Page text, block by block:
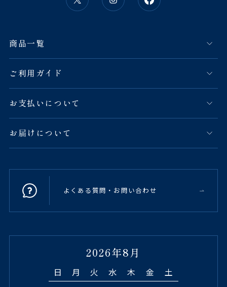
商品一覧
ご利用ガイド
お支払いについて
お届けについて
よくある質問・お問い合わせ
2026年8月
日 月 火 水 木 金 土